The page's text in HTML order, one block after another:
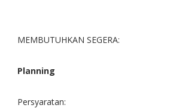
MEMBUTUHKAN SEGERA:
Planning
Persyaratan: